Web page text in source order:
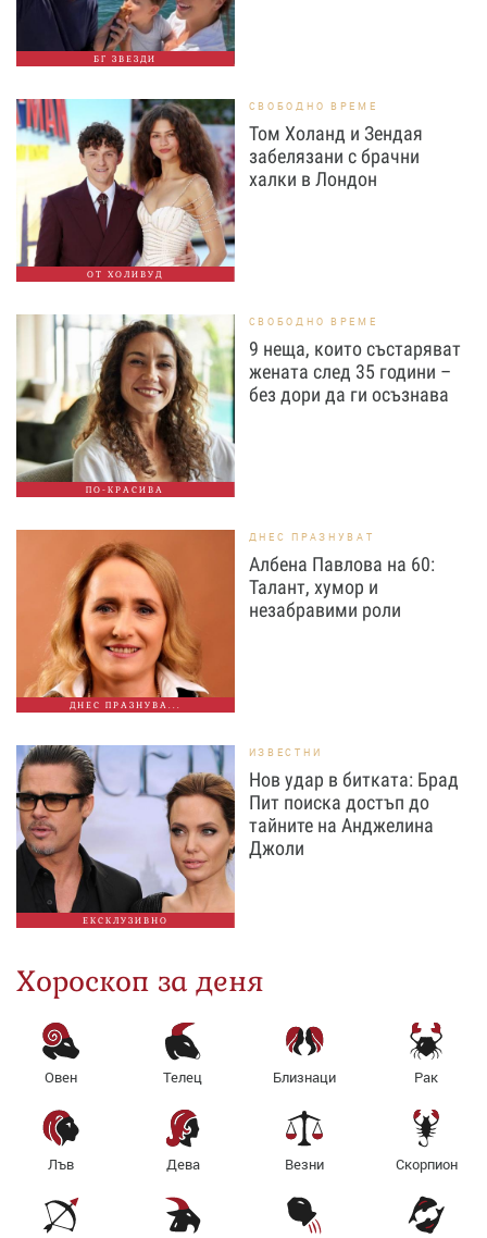
БГ ЗВЕЗДИ
ОТ ХОЛИВУД
СВОБОДНО ВРЕМЕ
Том Холанд и Зендая
забелязани с брачни
халки в Лондон
ПО-КРАСИВА
СВОБОДНО ВРЕМЕ
9 неща, които състаряват
жената след 35 години –
без дори да ги осъзнава
ДНЕС ПРАЗНУВА...
ДНЕС ПРАЗНУВАТ
Албена Павлова на 60:
Талант, хумор и
незабравими роли
ЕКСКЛУЗИВНО
ИЗВЕСТНИ
Нов удар в битката: Брад
Пит поиска достъп до
тайните на Анджелина
Джоли
Хороскоп за деня
Овен Телец Близнаци Рак
Лъв Дева Везни Скорпион